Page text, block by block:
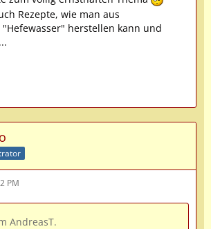
Rezepte, wie man aus
herstellen kann und
PM
AndreasT.